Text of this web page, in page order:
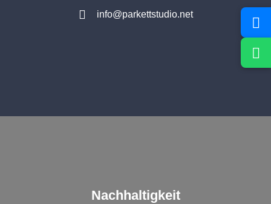
info@parkettstudio.net
Nachhaltigkeit